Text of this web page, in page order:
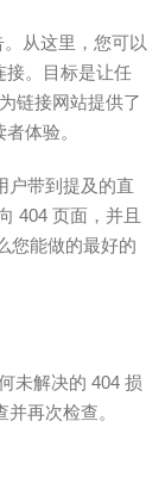
从这里，您可以
接。目标是让任
链接网站提供了
体验。
户带到提及的直
404 页面，并且
您能做的最好的
未解决的 404 损
再次检查。